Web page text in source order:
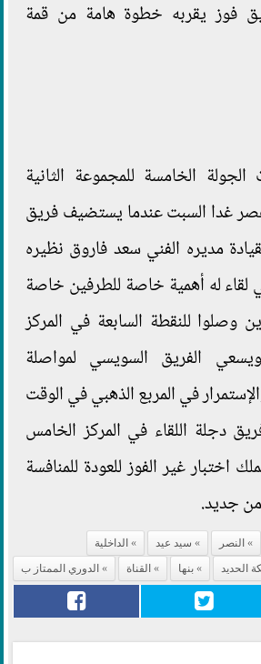
فوز يقربه خطوة هامة من قمة
الخامسة للمجموعة الثانية
عصر غدا السبت عندما يستضيف فريق
مديره الفني سعد فاروق نظيره
له أهمية خاصة للطرفين خاصة
وصلوا للنقطة السابعة في المركز
الفريق السويسي لمواصلة
في المربع الذهبي في الوقت
دجلة اللقاء في المركز الخامس
ولا يملك اختبار غير الفوز للعودة للمنافسة
جديد.
النصر سيد عيد
الداخلية
الحديد بنها القناة الدوري الممتاز ب